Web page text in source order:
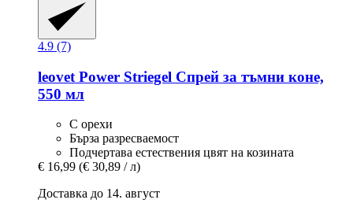
4.9 (7)
leovet Power Striegel Спрей за тъмни коне,
550 мл
С орехи
Бърза разресваемост
Подчертава естествения цвят на козината
€ 16,99 (€ 30,89 / л)
Доставка до 14. август